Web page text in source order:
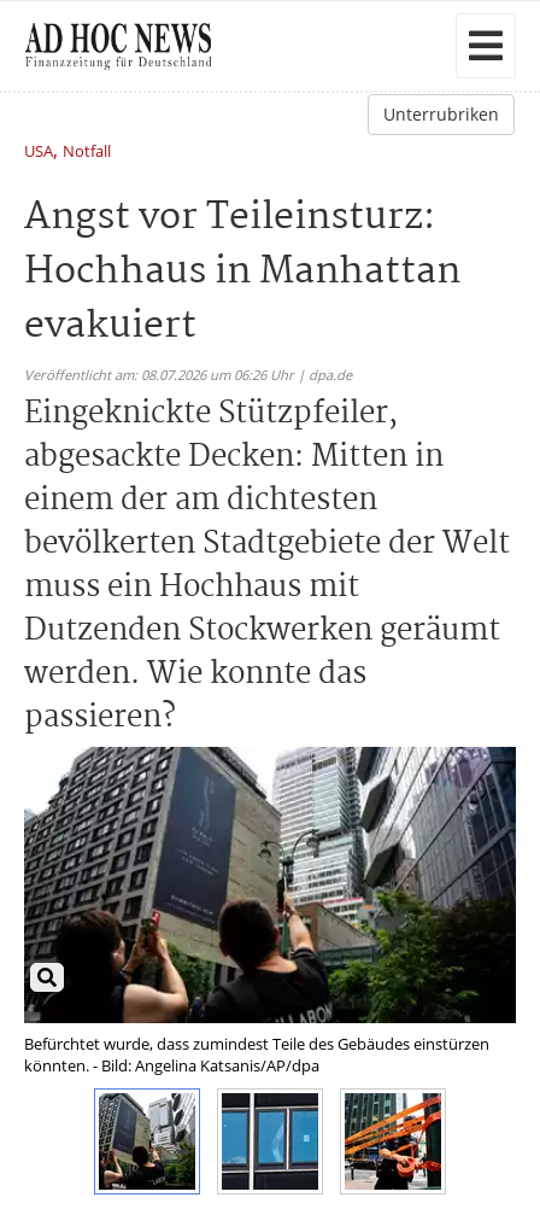
Unterrubriken
USA, Notfall
Angst vor Teileinsturz:
Hochhaus in Manhattan
evakuiert
Veröffentlicht am: 08.07.2026 um 06:26 Uhr | dpa.de
Eingeknickte Stützpfeiler,
abgesackte Decken: Mitten in
einem der am dichtesten
bevölkerten Stadtgebiete der Welt
muss ein Hochhaus mit
Dutzenden Stockwerken geräumt
werden. Wie konnte das
passieren?
Befürchtet wurde, dass zumindest Teile des Gebäudes einstürzen
könnten. - Bild: Angelina Katsanis/AP/dpa